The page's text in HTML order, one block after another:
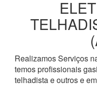
Realizamos Serviços
temos profissionais
telhadista e outros e